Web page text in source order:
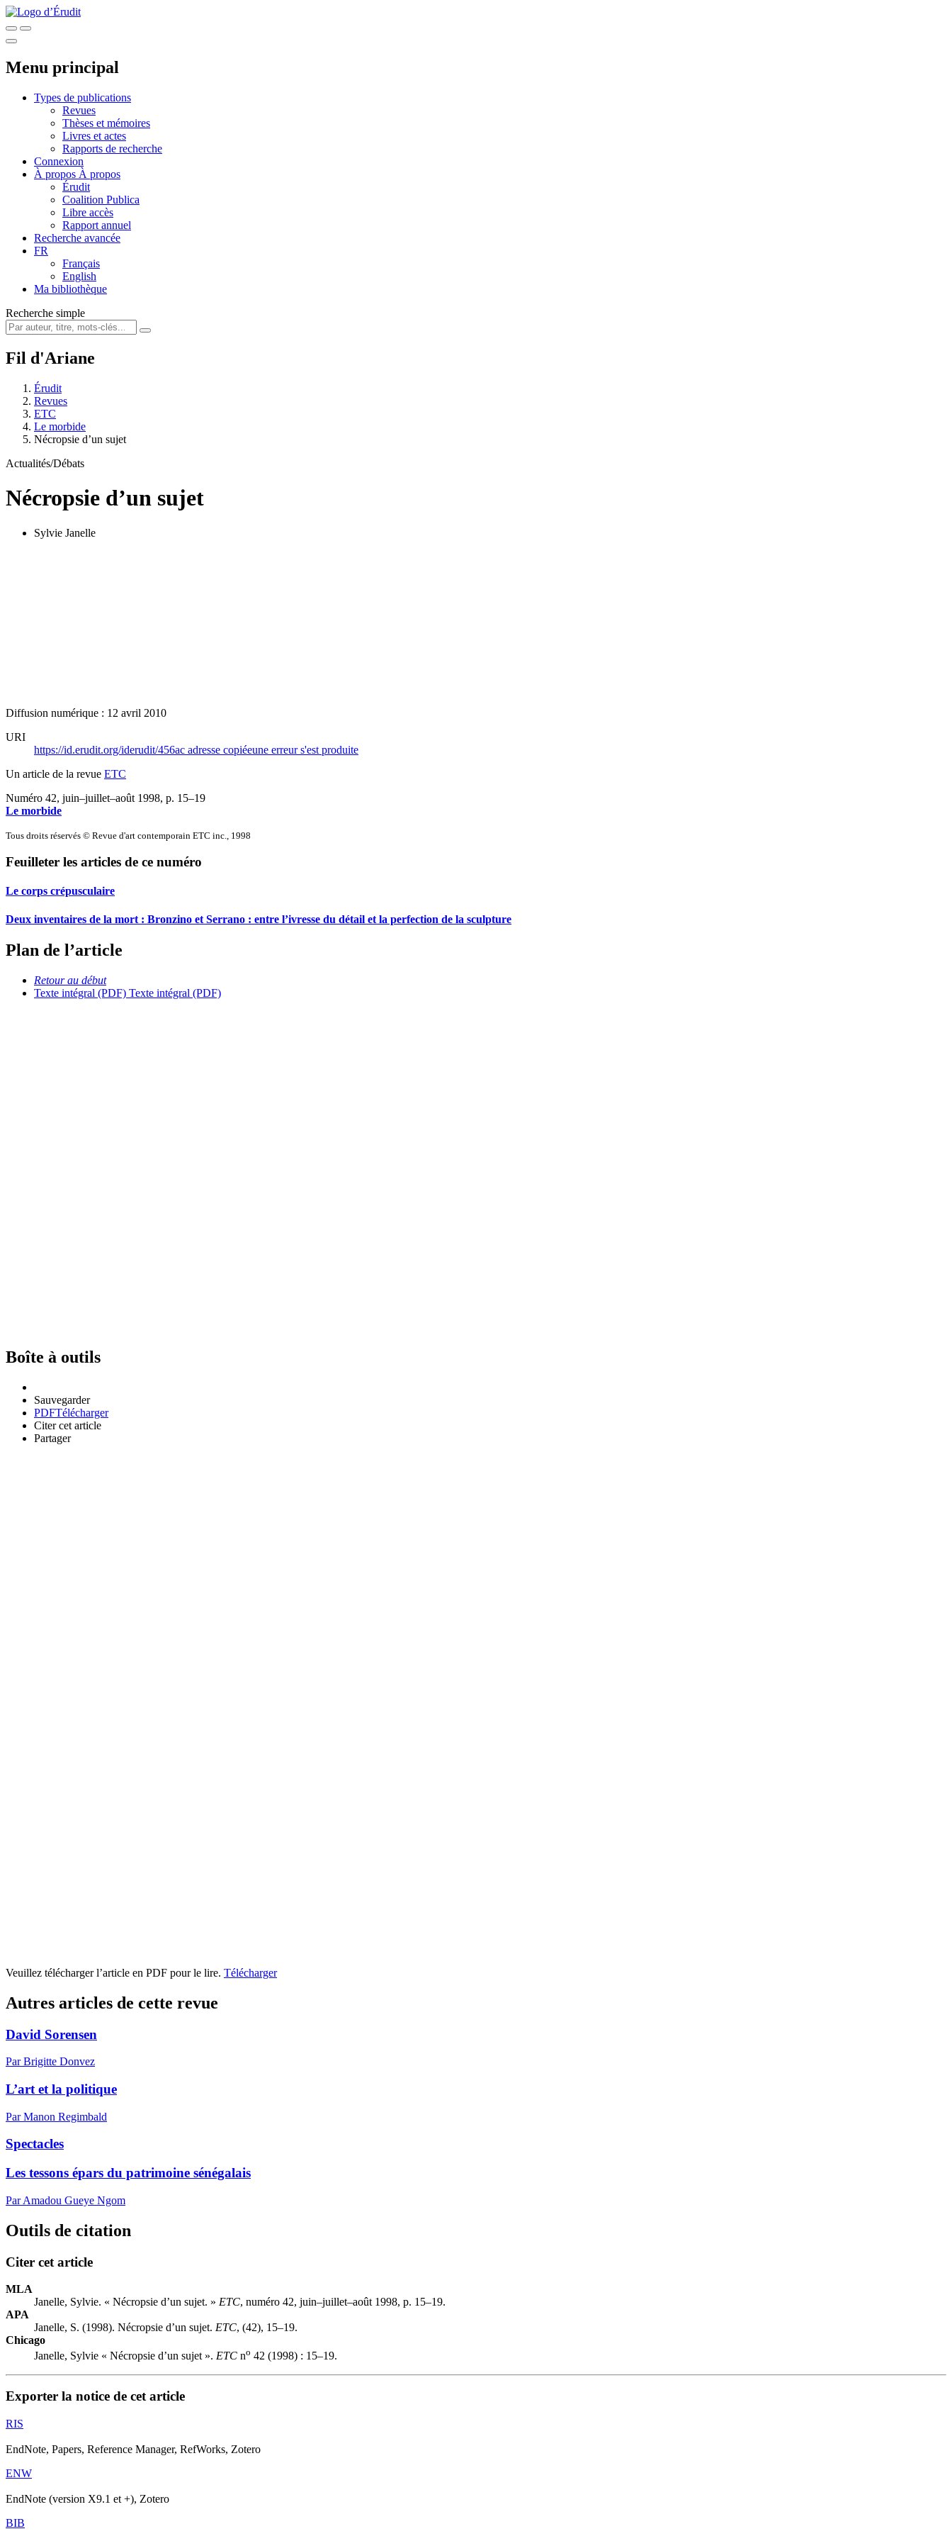
Menu principal
Types de publications
Revues
Thèses et mémoires
Livres et actes
Rapports de recherche
Connexion
À propos À propos
Érudit
Coalition Publica
Libre accès
Rapport annuel
Recherche avancée
FR
Français
English
Ma bibliothèque
Recherche simple
Fil d'Ariane
Érudit
Revues
ETC
Le morbide
Nécropsie d’un sujet
Actualités/Débats
Nécropsie d’un sujet
Sylvie Janelle
Diffusion numérique : 12 avril 2010
URI
https://id.erudit.org/iderudit/456ac adresse copiéeune erreur s'est produite
Un article de la revue ETC
Numéro 42, juin–juillet–août 1998, p. 15–19
Le morbide
Tous droits réservés © Revue d'art contemporain ETC inc., 1998
Feuilleter les articles de ce numéro
Le corps crépusculaire
Deux inventaires de la mort : Bronzino et Serrano : entre l’ivresse du détail et la perfection de la sculpture
Plan de l’article
Retour au début
Texte intégral (PDF) Texte intégral (PDF)
Boîte à outils
Sauvegarder
PDFTélécharger
Citer cet article
Partager
Veuillez télécharger l’article en PDF pour le lire. Télécharger
Autres articles de cette revue
David Sorensen
Par Brigitte Donvez
L’art et la politique
Par Manon Regimbald
Spectacles
Les tessons épars du patrimoine sénégalais
Par Amadou Gueye Ngom
Outils de citation
Citer cet article
MLA
Janelle, Sylvie. « Nécropsie d’un sujet. » ETC, numéro 42, juin–juillet–août 1998, p. 15–19.
APA
Janelle, S. (1998). Nécropsie d’un sujet. ETC, (42), 15–19.
Chicago
Janelle, Sylvie « Nécropsie d’un sujet ». ETC no 42 (1998) : 15–19.
Exporter la notice de cet article
RIS
EndNote, Papers, Reference Manager, RefWorks, Zotero
ENW
EndNote (version X9.1 et +), Zotero
BIB